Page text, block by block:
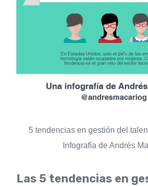
5 tendencias en gestión del
Infografía de Andrés
Las 5 tendencias en